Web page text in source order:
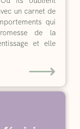
un carnet de
qui
de la
et elle
⟶